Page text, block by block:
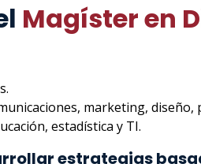
Magíster en
marketing,
estadística y TI.
estrategias